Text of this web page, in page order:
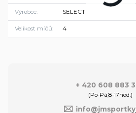
Výrobce SELECT
Velikost míčů 4
+ 420 608 883
(Po-Pá,8-17hod.)